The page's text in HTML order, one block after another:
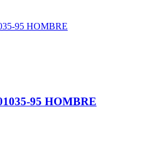
95 HOMBRE